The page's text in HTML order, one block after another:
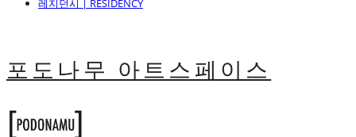
레지던시 | RESIDENCY
포도나무 아트스페이스